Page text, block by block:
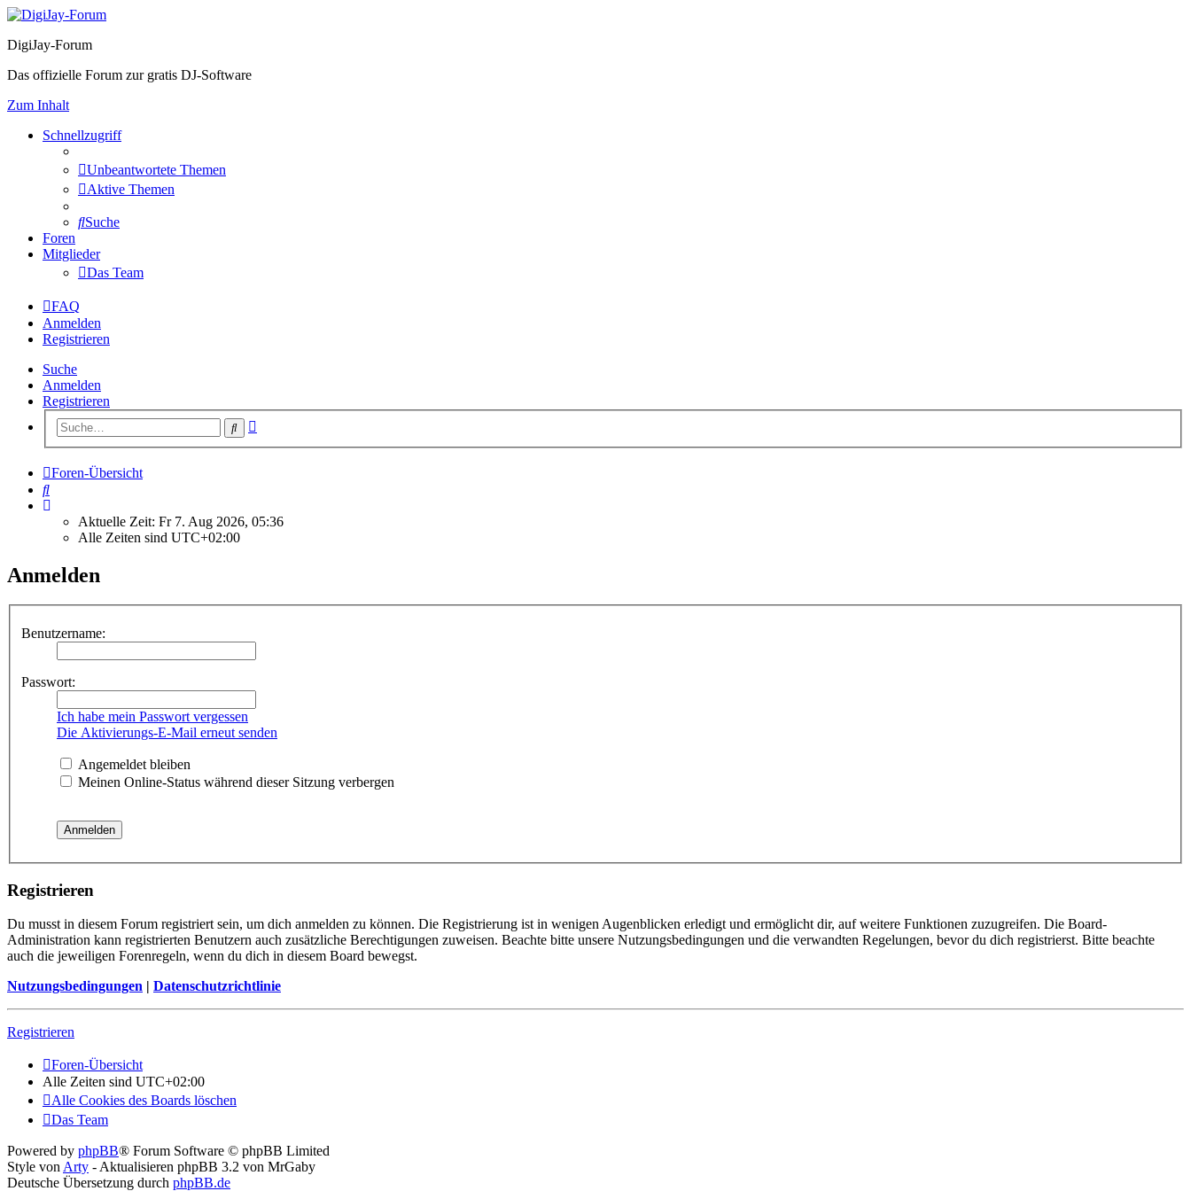
DigiJay-Forum
Das offizielle Forum zur gratis DJ-Software
Zum Inhalt
Schnellzugriff
Unbeantwortete Themen
Aktive Themen
Suche
Foren
Mitglieder
Das Team
FAQ
Anmelden
Registrieren
Suche
Anmelden
Registrieren
Suche
Foren-Übersicht
Suche
Aktuelle Zeit: Fr 7. Aug 2026, 05:36
Alle Zeiten sind UTC+02:00
Anmelden
Benutzername:
Passwort:
Ich habe mein Passwort vergessen
Die Aktivierungs-E-Mail erneut senden
Angemeldet bleiben
Meinen Online-Status während dieser Sitzung verbergen
Registrieren
Du musst in diesem Forum registriert sein, um dich anmelden zu können. Die Registrierung ist in wenigen Augenblicken erledigt und ermöglicht dir, auf weitere Funktionen zuzugreifen. Die Board-
Administration kann registrierten Benutzern auch zusätzliche Berechtigungen zuweisen. Beachte bitte unsere Nutzungsbedingungen und die verwandten Regelungen, bevor du dich registrierst. Bitte beachte
auch die jeweiligen Forenregeln, wenn du dich in diesem Board bewegst.
Nutzungsbedingungen | Datenschutzrichtlinie
Registrieren
Foren-Übersicht
Alle Zeiten sind UTC+02:00
Alle Cookies des Boards löschen
Das Team
Powered by phpBB® Forum Software © phpBB Limited
Style vonArty - Aktualisieren phpBB 3.2 von MrGaby
Deutsche Übersetzung durch phpBB.de